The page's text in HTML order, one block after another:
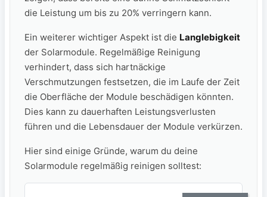
‍die Leistung um bis zu⁢ 20% verringern kann.
Ein weiterer ⁣wichtiger Aspekt ist die Langlebigkeit
der Solarmodule. Regelmäßige Reinigung
verhindert, ‌dass sich hartnäckige‍
Verschmutzungen ‌festsetzen, die im Laufe der Zeit
die Oberfläche der Module beschädigen könnten.
Dies kann zu⁣ dauerhaften ​Leistungsverlusten​
führen⁤ und⁤ die Lebensdauer der Module verkürzen.
Hier sind einige Gründe, warum du ⁢deine
Solarmodule regelmäßig reinigen solltest: